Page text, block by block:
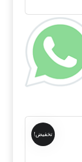
تخفيض!